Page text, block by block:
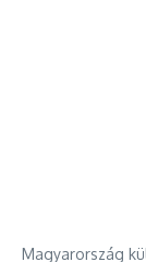
Magyarország